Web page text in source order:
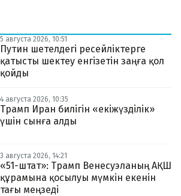
5 августа 2026, 10:51
Путин шетелдегі ресейліктерге
қатысты шектеу енгізетін заңға қол
қойды
4 августа 2026, 10:35
Трамп Иран билігін «екіжүзділік»
үшін сынға алды
3 августа 2026, 14:21
«51-штат»: Трамп Венесуэланың АҚШ
құрамына қосылуы мүмкін екенін
тағы меңзеді